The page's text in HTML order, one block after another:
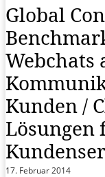
Global
Webchats
Kunden /
Lösungen
17. Februar 2014